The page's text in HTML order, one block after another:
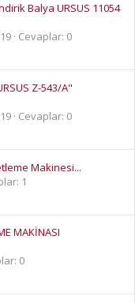
Balya URSUS 11054
Cevaplar: 0
Z-543/A"
Cevaplar: 0
Makinesi...
1
MAKİNASI
0